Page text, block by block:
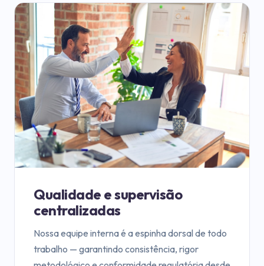
Qualidade e supervisão
centralizadas
Nossa equipe interna é a espinha dorsal de todo
trabalho — garantindo consistência, rigor